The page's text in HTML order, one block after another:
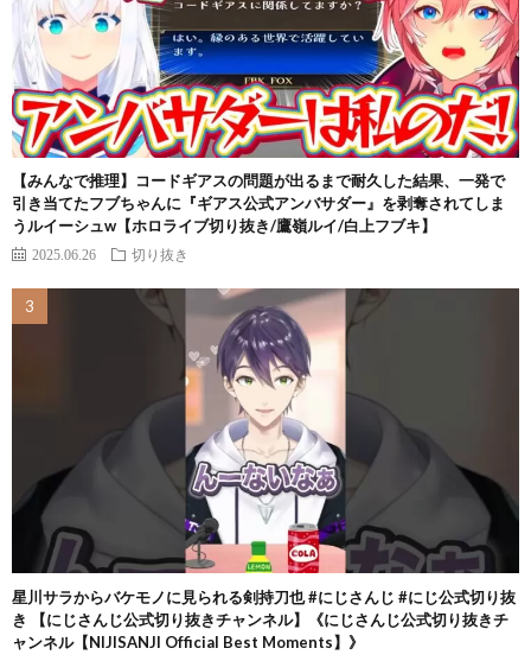
【みんなで推理】コードギアスの問題が出るまで耐久した結果、一発で
引き当てたフブちゃんに『ギアス公式アンバサダー』を剥奪されてしま
うルイーシュw【ホロライブ切り抜き/鷹嶺ルイ/白上フブキ】
2025.06.26 切り抜き
星川サラからバケモノに見られる剣持刀也 #にじさんじ #にじ公式切り抜
き 【にじさんじ公式切り抜きチャンネル】《にじさんじ公式切り抜きチ
ャンネル【NIJISANJI Official Best Moments】》